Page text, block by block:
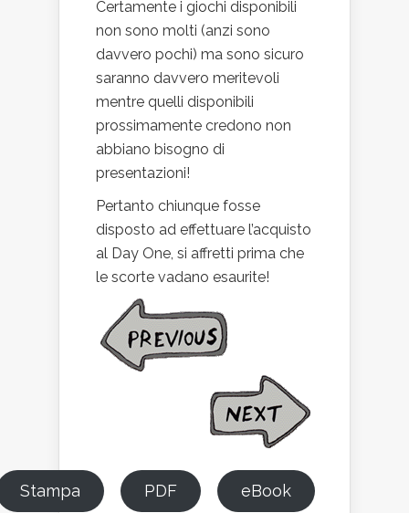
Certamente i giochi disponibili
non sono molti (anzi sono
davvero pochi) ma sono sicuro
saranno davvero meritevoli
mentre quelli disponibili
prossimamente credono non
abbiano bisogno di
presentazioni!
Pertanto chiunque fosse
disposto ad effettuare l’acquisto
al Day One, si affretti prima che
le scorte vadano esaurite!
Stampa PDF eBook